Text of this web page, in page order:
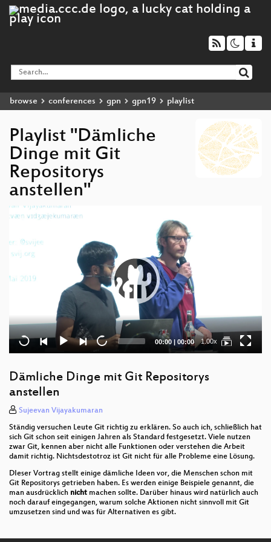
browse conferences gpn gpn19 playlist
Playlist "Dämliche
Dinge mit Git
Repositorys
anstellen"
Video
Current
time
00:00 | Total
duration
00:00 1.00x
Dämliche Dinge mit Git Repositorys
anstellen
Sujeevan Vijayakumaran
Ständig versuchen Leute Git richtig zu erklären. So auch ich, schließlich hat
sich Git schon seit einigen Jahren als Standard festgesetzt. Viele nutzen
zwar Git, kennen aber nicht alle Funktionen oder verstehen die Arbeit
damit richtig. Nichtsdestotroz ist Git nicht für alle Probleme eine Lösung.
DIeser Vortrag stellt einige dämliche Ideen vor, die Menschen schon mit
Git Repositorys getrieben haben. Es werden einige Beispiele genannt, die
man ausdrücklich nicht machen sollte. Darüber hinaus wird natürlich auch
noch darauf eingegangen, warum solche Aktionen nicht sinnvoll mit Git
umzusetzen sind und was für Alternativen es gibt.